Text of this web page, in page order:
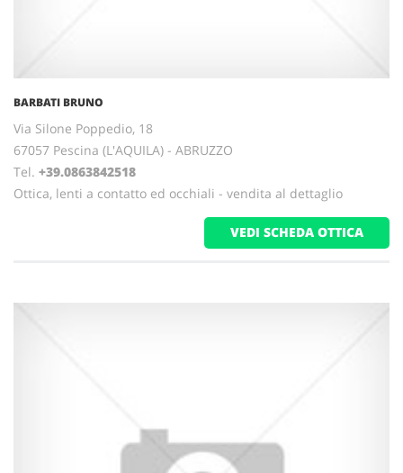
BARBATI BRUNO
Via Silone Poppedio, 18
67057 Pescina (L'AQUILA) - ABRUZZO
Tel. +39.0863842518
Ottica, lenti a contatto ed occhiali - vendita al dettaglio
VEDI SCHEDA OTTICA